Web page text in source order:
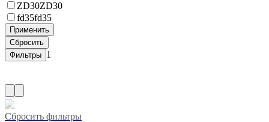
ZD30ZD30
fd35fd35
1
Сбросить фильтры